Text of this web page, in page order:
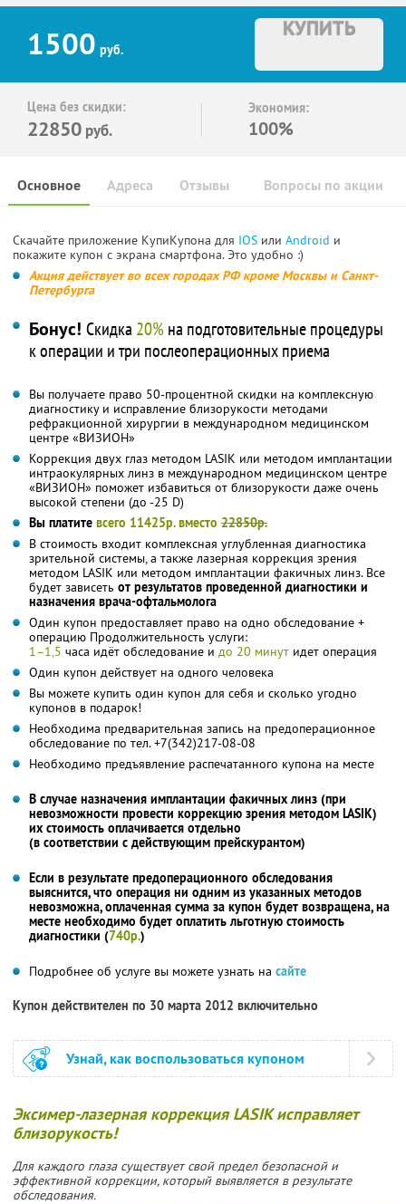
1500 руб.
КУПИТЬ
Цена без скидки:
22850 руб.
Экономия:
100%
Основное Отзывы Вопросы по акции
Адреса
Скачайте приложение КупиКупона для IOS или Android и
покажите купон с экрана смартфона. Это удобно :)
Акция действует во всех городах РФ кроме Москвы и Санкт-
Петербурга
Бонус! Скидка 20% на подготовительные процедуры
к операции и три послеоперационных приема
Вы получаете право 50-процентной скидки на комплексную
диагностику и исправление близорукости методами
рефракционной хирургии в международном медицинском
центре «ВИЗИОН»
Коррекция двух глаз методом LASIK или методом имплантации
интраокулярных линз в международном медицинском центре
«ВИЗИОН» поможет избавиться от близорукости даже очень
высокой степени (до -25 D)
Вы платите всего 11425р. вместо 22850р.
В стоимость входит комплексная углубленная диагностика
зрительной системы, а также лазерная коррекция зрения
методом LASIK или методом имплантации факичных линз. Все
будет зависеть от результатов проведенной диагностики и
назначения врача-офтальмолога
Один купон предоставляет право на одно обследование +
операцию Продолжительность услуги:
1–1,5 часа идёт обследование и до 20 минут идет операция
Один купон действует на одного человека
Вы можете купить один купон для себя и сколько угодно
купонов в подарок!
Необходима предварительная запись на предоперационное
обследование по тел. +7(342)217-08-08
Необходимо предъявление распечатанного купона на месте
В случае назначения имплантации факичных линз (при
невозможности провести коррекцию зрения методом LASIK)
их стоимость оплачивается отдельно
(в соответствии с действующим прейскурантом)
Если в результате предоперационного обследования
выяснится, что операция ни одним из указанных методов
невозможна, оплаченная сумма за купон будет возвращена, на
месте необходимо будет оплатить льготную стоимость
диагностики (740р.)
Подробнее об услуге вы можете узнать на сайте
Купон действителен по 30 марта 2012 включительно
Узнай, как воспользоваться купоном
Эксимер-лазерная коррекция LASIK исправляет
близорукость!
Для каждого глаза существует свой предел безопасной и
эффективной коррекции, который выявляется в результате
обследования.